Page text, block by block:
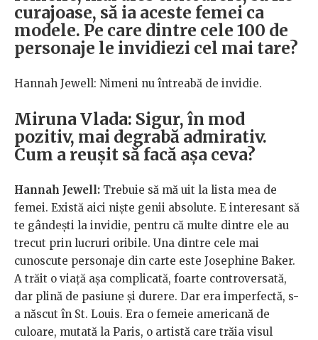
curajoase, să ia aceste femei ca
modele. Pe care dintre cele 100 de
personaje le invidiezi cel mai tare?
Hannah Jewell: Nimeni nu întreabă de invidie.
Miruna Vlada: Sigur, în mod
pozitiv, mai degrabă admirativ.
Cum a reușit să facă așa ceva?
Hannah Jewell: Trebuie să mă uit la lista mea de
femei. Există aici niște genii absolute. E interesant să
te gândești la invidie, pentru că multe dintre ele au
trecut prin lucruri oribile. Una dintre cele mai
cunoscute personaje din carte este Josephine Baker.
A trăit o viață așa complicată, foarte controversată,
dar plină de pasiune și durere. Dar era imperfectă, s-
a născut în St. Louis. Era o femeie americană de
culoare, mutată la Paris, o artistă care trăia visul